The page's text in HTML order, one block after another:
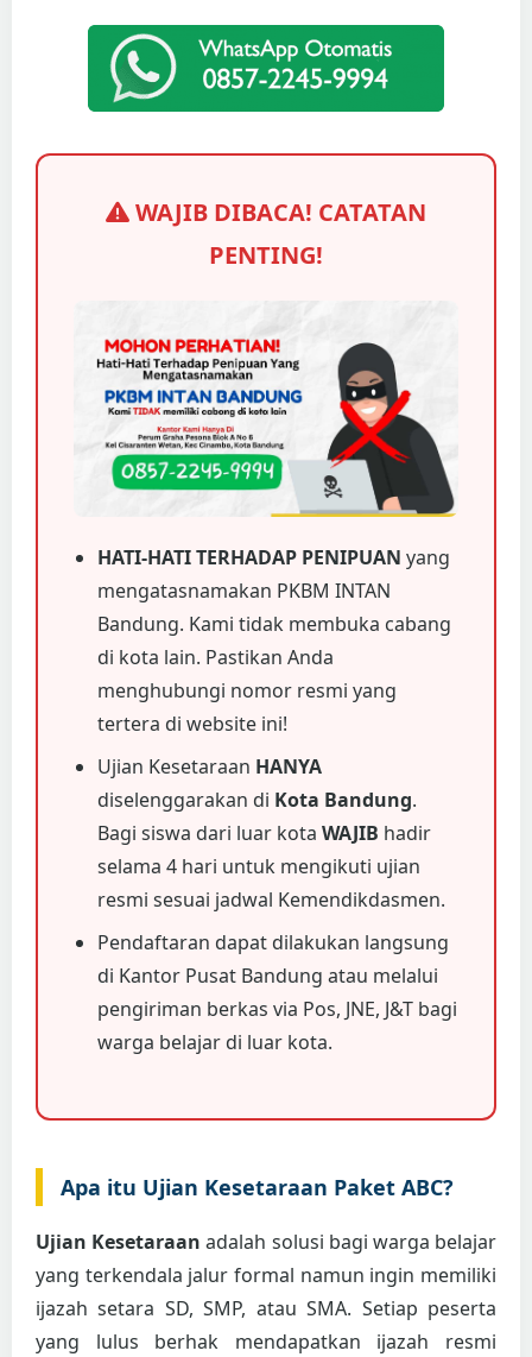
WAJIB DIBACA! CATATAN
PENTING!
HATI-HATI TERHADAP PENIPUAN yang
mengatasnamakan PKBM INTAN
Bandung. Kami tidak membuka cabang
di kota lain. Pastikan Anda
menghubungi nomor resmi yang
tertera di website ini!
Ujian Kesetaraan HANYA
diselenggarakan di Kota Bandung.
Bagi siswa dari luar kota WAJIB hadir
selama 4 hari untuk mengikuti ujian
resmi sesuai jadwal Kemendikdasmen.
Pendaftaran dapat dilakukan langsung
di Kantor Pusat Bandung atau melalui
pengiriman berkas via Pos, JNE, J&T bagi
warga belajar di luar kota.
Apa itu Ujian Kesetaraan Paket ABC?
Ujian Kesetaraan adalah solusi bagi warga belajar
yang terkendala jalur formal namun ingin memiliki
ijazah setara SD, SMP, atau SMA. Setiap peserta
yang lulus berhak mendapatkan ijazah resmi